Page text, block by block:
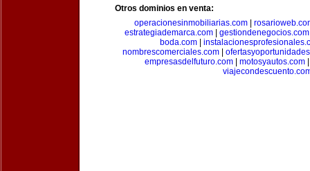
Otros dominios en venta:
operacionesinmobiliarias.com
estrategiademarca.com| gestiondenegocios.com
boda.com|
nombrescomerciales.com
empresasdelfuturo.com| motosyautos.com